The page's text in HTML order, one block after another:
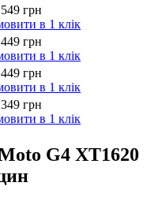
грн
в 1 клік
грн
в 1 клік
грн
в 1 клік
грн
в 1 клік
G4 XT1620